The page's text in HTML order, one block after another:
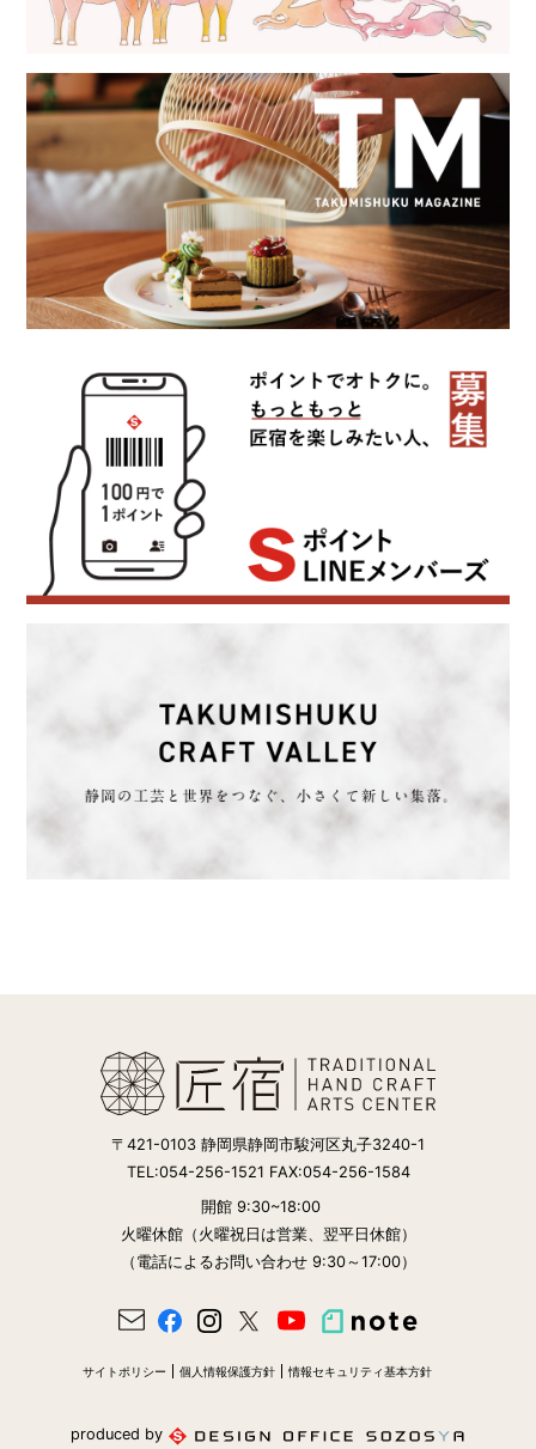
〒421-0103 静岡県静岡市駿河区丸子3240-1
TEL:054-256-1521 FAX:054-256-1584
開館 9:30~18:00
火曜休館（火曜祝日は営業、翌平日休館）
（電話によるお問い合わせ 9:30～17:00）
サイトポリシー 個人情報保護方針 情報セキュリティ基本方針
produced by